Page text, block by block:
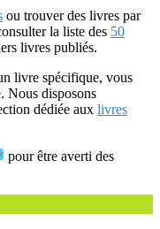
ou trouver des livres par
la liste des 50
livres publiés.
livre spécifique, vous
Nous disposons
dédiée aux livres
pour être averti des